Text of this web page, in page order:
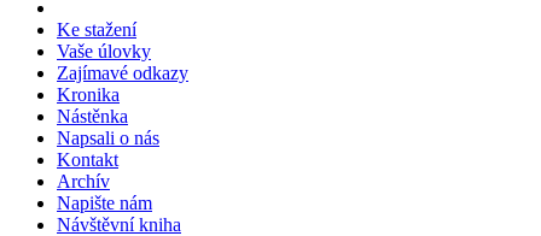
Ke stažení
Vaše úlovky
Zajímavé odkazy
Kronika
Nástěnka
Napsali o nás
Kontakt
Archív
Napište nám
Návštěvní kniha